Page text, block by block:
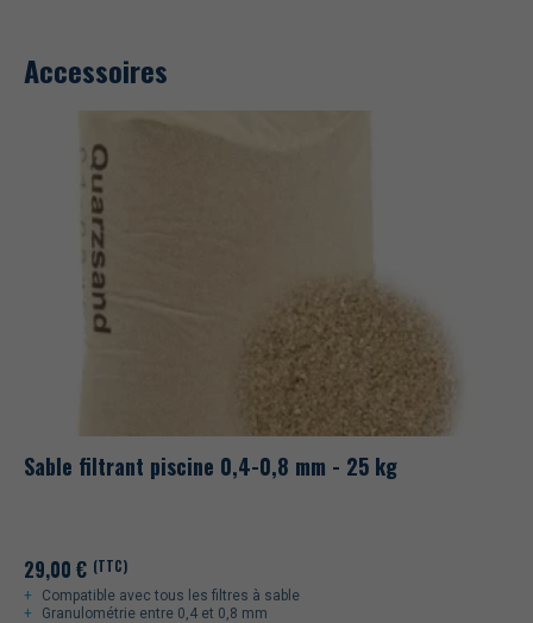
Accessoires
Sable filtrant piscine 0,4-0,8 mm - 25 kg
29,00 € (TTC)
Compatible avec tous les filtres à sable
Granulométrie entre 0,4 et 0,8 mm